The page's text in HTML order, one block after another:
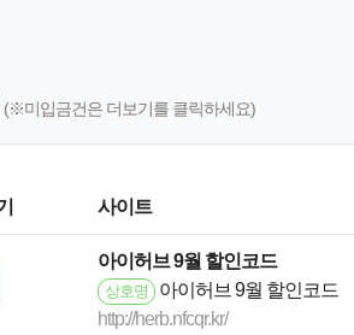
(※미입금건은 더보기를 클릭하세요)
사이트
아이허브 9월 할인코드
상호명
아이허브 9월 할인코드
http://herb.nfcqr.kr/